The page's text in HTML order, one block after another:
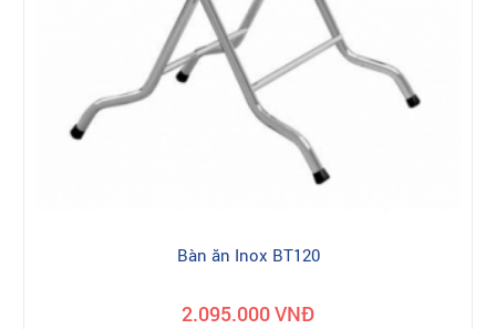
Bàn ăn Inox BT120
2.095.000 VNĐ